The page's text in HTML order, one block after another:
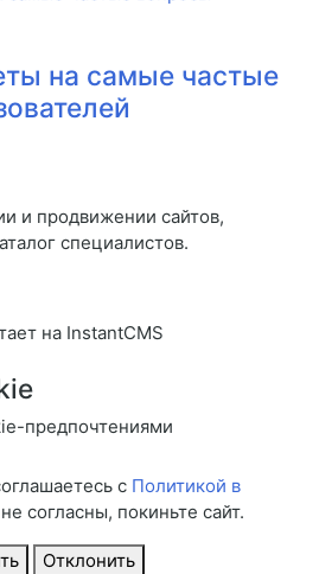
на самые частые
и продвижении сайтов,
специалистов.
на InstantCMS
предпочтениями
с Политикой в
согласны, покиньте сайт.
Отклонить